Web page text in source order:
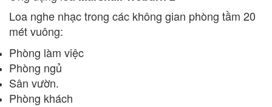
Loa nghe nhạc trong các không gian phòng tầm 20
mét vuông:
Phòng làm việc
Phòng ngủ
Sân vườn.
Phòng khách